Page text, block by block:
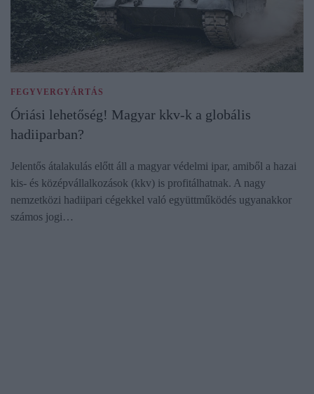
FEGYVERGYÁRTÁS
Óriási lehetőség! Magyar kkv-k a globális
hadiiparban?
Jelentős átalakulás előtt áll a magyar védelmi ipar, amiből a hazai
kis- és középvállalkozások (kkv) is profitálhatnak. A nagy
nemzetközi hadiipari cégekkel való együttműködés ugyanakkor
számos jogi…